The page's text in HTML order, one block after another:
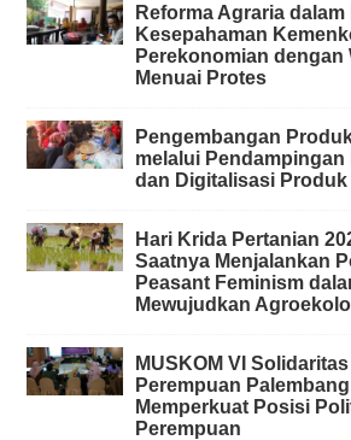
Reforma Agraria dalam
Kesepahaman
Perekonomian dengan
Menuai Protes
Pengembangan
melalui Pendampingan
dan Digitalisasi Produk
Hari Krida Pertanian
Saatnya Menjalankan
Peasant Feminism
Mewujudkan
MUSKOM VI Solidaritas
Perempuan Palembang
Memperkuat Posisi
Perempuan